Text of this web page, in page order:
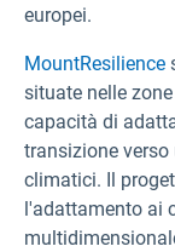
europei.
MountResilience
situate nelle
capacità di
transizione
climatici. Il
l'adattamento ai